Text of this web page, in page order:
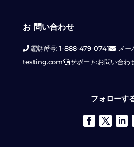
お 問い合わせ
電話番号:1-888-479-0741 メー
testing.com
サポート:お問い合わ
フォローす